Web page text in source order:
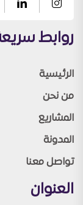
روابط
الرئيسية
من نحن
المشاريع
المدونة
تواصل معنا
العنوان